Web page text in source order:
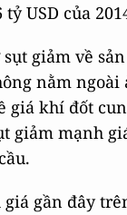
USD của
giảm về
nằm
giá khí đốt
giảm mạnh
gần đây